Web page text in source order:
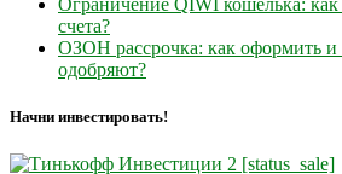
Ограничение QIWI кошелька: как
счета?
ОЗОН рассрочка: как оформить и
одобряют?
Начни инвестировать!